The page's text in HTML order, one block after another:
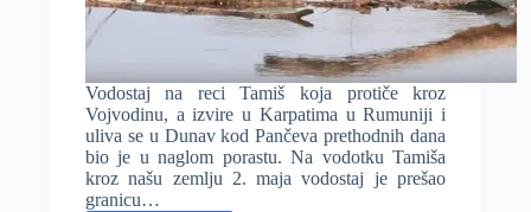
Vodostaj na reci Tamiš koja protiče kroz
Vojvodinu, a izvire u Karpatima u Rumuniji i
uliva se u Dunav kod Pančeva prethodnih dana
bio je u naglom porastu. Na vodotku Tamiša
kroz našu zemlju 2. maja vodostaj je prešao
granicu…